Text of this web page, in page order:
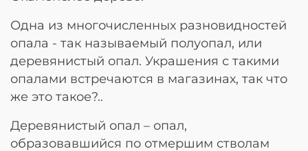
Одна из многочисленных разновидностей
опала - так называемый полуопал, или
деревянистый опал. Украшения с такими
опалами встречаются в магазинах, так что
же это такое?..
Деревянистый опал – опал,
образовавшийся по отмершим стволам